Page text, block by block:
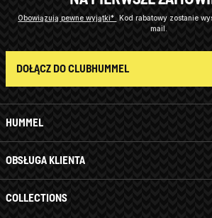
HUMMEL
OBSŁUGA KLIENTA
COLLECTIONS
Obowiązują pewne wyjątki* Kod rabatowy zostanie
mail.
DOŁĄCZ DO CLUBHUMMEL